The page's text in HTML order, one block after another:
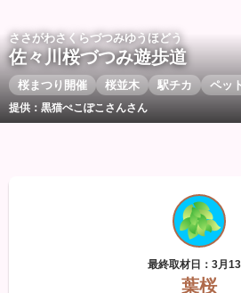
ささがわさくらづつみゆうほどう
佐々川桜づつみ遊歩道
桜まつり開催 桜並木 駅チカ ペッ
提供：黒猫ぺこぽこさんさん
最終取材日：3月13
葉桜